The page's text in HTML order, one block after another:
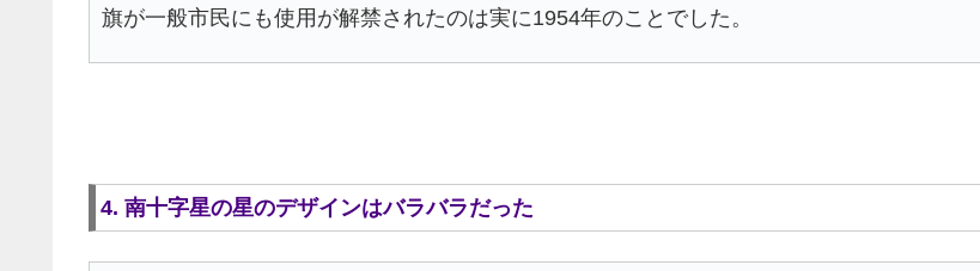
旗が一般市民にも使用が解禁されたのは実に1954年のことでした。
4. 南十字星の星のデザインはバラバラだった